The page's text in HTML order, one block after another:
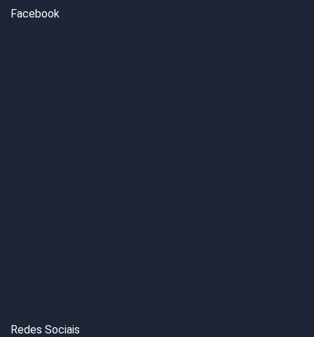
Facebook
Redes Sociais